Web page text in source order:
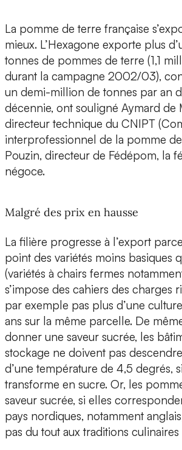
La pomme de terre française
mieux. L’Hexagone exporte plus
tonnes de pommes de terre (1,1
durant la campagne 2002/03),
un demi-million de tonnes par an
décennie, ont souligné Aymard de
directeur technique du CNIPT
interprofessionnel de la pomme
Pouzin, directeur de Fédépom, la
négoce.
Malgré des prix en hausse
La filière progresse à l’export
point des variétés moins basiques
(variétés à chairs fermes
s’impose des cahiers des charges
par exemple pas plus d’une
ans sur la même parcelle. De
donner une saveur sucrée, les
stockage ne doivent pas
d’une température de 4,5 degrés,
transforme en sucre. Or, les
saveur sucrée, si elles
pays nordiques, notamment
pas du tout aux traditions